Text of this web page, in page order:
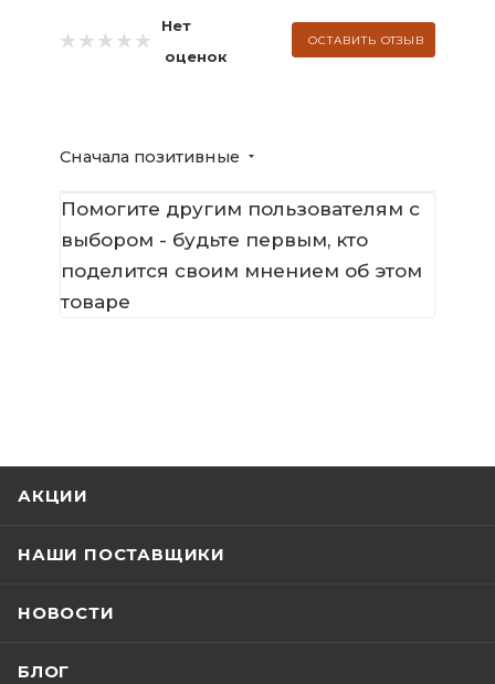
Нет
оценок
ОСТАВИТЬ ОТЗЫВ
Сначала позитивные
Помогите другим пользователям с
выбором - будьте первым, кто
поделится своим мнением об этом
товаре
АКЦИИ
НАШИ ПОСТАВЩИКИ
НОВОСТИ
БЛОГ